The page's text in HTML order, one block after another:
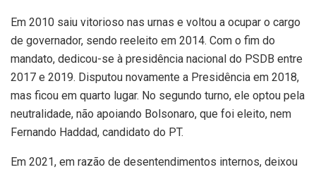
Em 2010 saiu vitorioso nas urnas e voltou a ocupar o cargo
de governador, sendo reeleito em 2014. Com o fim do
mandato, dedicou-se à presidência nacional do PSDB entre
2017 e 2019. Disputou novamente a Presidência em 2018,
mas ficou em quarto lugar. No segundo turno, ele optou pela
neutralidade, não apoiando Bolsonaro, que foi eleito, nem
Fernando Haddad, candidato do PT.
Em 2021, em razão de desentendimentos internos, deixou